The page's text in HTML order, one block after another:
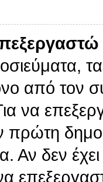
από τον
να
πρώτη
Αν δεν